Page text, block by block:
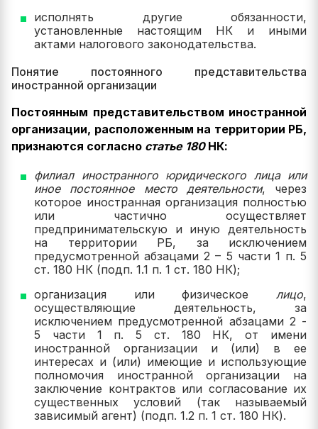
исполнять другие обязанности,
установленные настоящим НК и иными
актами налогового законодательства.
Понятие постоянного представительства
иностранной организации
Постоянным представительством иностранной
организации, расположенным на территории РБ,
признаются согласно статье 180НК:
филиал иностранного юридического лица или
иное постоянное место деятельности, через
которое иностранная организация полностью
или частично осуществляет
предпринимательскую и иную деятельность
на территории РБ, за исключением
предусмотренной абзацами 2 – 5 части 1 п. 5
ст. 180 НК (подп. 1.1 п. 1 ст. 180 НК);
организация или физическое лицо,
осуществляющие деятельность, за
исключением предусмотренной абзацами 2 -
5 части 1 п. 5 ст. 180 НК, от имени
иностранной организации и (или) в ее
интересах и (или) имеющие и использующие
полномочия иностранной организации на
заключение контрактов или согласование их
существенных условий (так называемый
зависимый агент) (подп. 1.2 п. 1 ст. 180 НК).